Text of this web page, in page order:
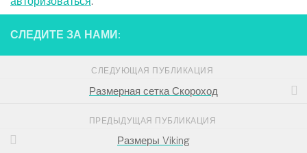
СЛЕДИТЕ ЗА НАМИ:
СЛЕДУЮЩАЯ ПУБЛИКАЦИЯ
Размерная сетка Скороход
ПРЕДЫДУЩАЯ ПУБЛИКАЦИЯ
Размеры Viking